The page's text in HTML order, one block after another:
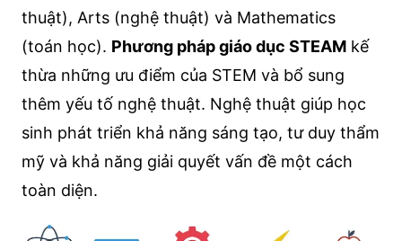
thuật), Arts (nghệ thuật) và Mathematics
(toán học). Phương pháp giáo dục STEAMkế
thừa những ưu điểm của STEM và bổ sung
thêm yếu tố nghệ thuật. Nghệ thuật giúp học
sinh phát triển khả năng sáng tạo, tư duy thẩm
mỹ và khả năng giải quyết vấn đề một cách
toàn diện.